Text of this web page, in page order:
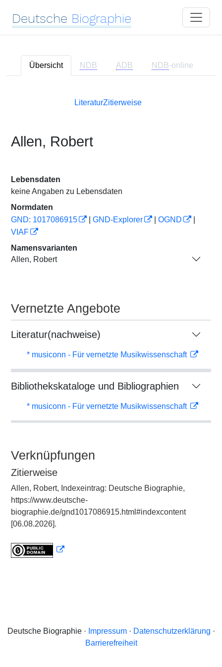
Deutsche Biographie
Übersicht NDB ADB NDB-online
LiteraturZitierweise
Allen, Robert
Lebensdaten
keine Angaben zu Lebensdaten
Normdaten
GND: 1017086915
GND-Explorer OGND
VIAF
Namensvarianten
Allen, Robert
Vernetzte Angebote
Literatur(nachweise)
* musiconn - Für vernetzte Musikwissenschaft
Bibliothekskataloge und Bibliographien
* musiconn - Für vernetzte Musikwissenschaft
Verknüpfungen
Zitierweise
Allen, Robert, Indexeintrag: Deutsche Biographie,
https://www.deutsche-
biographie.de/gnd1017086915.html#indexcontent
[06.08.2026].
Deutsche Biographie · Impressum· Datenschutzerklärung ·
Barrierefreiheit